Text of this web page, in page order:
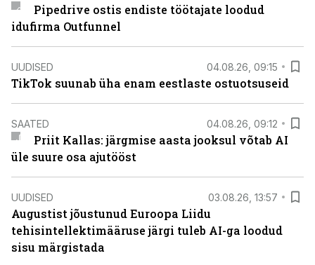
Pipedrive ostis endiste töötajate loodud
idufirma Outfunnel
UUDISED 04.08.26, 09:15
TikTok suunab üha enam eestlaste ostuotsuseid
SAATED 04.08.26, 09:12
Priit Kallas: järgmise aasta jooksul võtab AI
üle suure osa ajutööst
UUDISED 03.08.26, 13:57
Augustist jõustunud Euroopa Liidu
tehisintellektimääruse järgi tuleb AI-ga loodud
sisu märgistada